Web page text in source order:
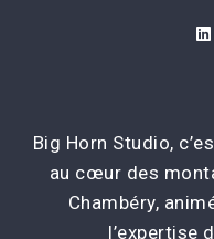
Big Horn Studio,
au cœur des
Chambéry,
l’expertise